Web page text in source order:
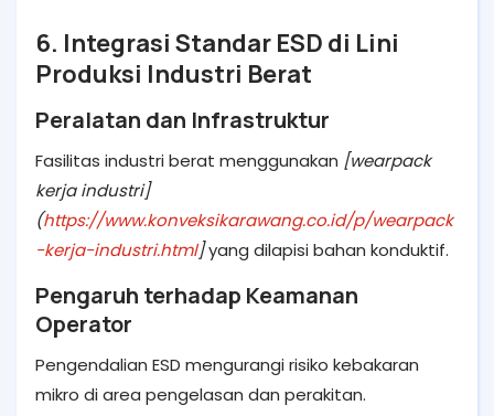
6. Integrasi Standar ESD di Lini
Produksi Industri Berat
Peralatan dan Infrastruktur
Fasilitas industri berat menggunakan [wearpack
kerja industri]
(https://www.konveksikarawang.co.id/p/wearpack
-kerja-industri.html]yang dilapisi bahan konduktif.
Pengaruh terhadap Keamanan
Operator
Pengendalian ESD mengurangi risiko kebakaran
mikro di area pengelasan dan perakitan.